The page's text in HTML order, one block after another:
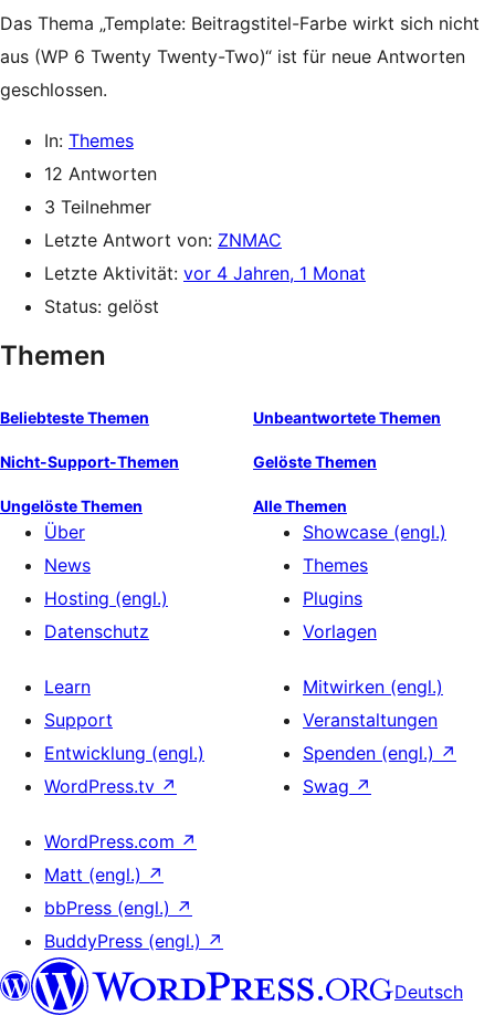
Das Thema „Template: Beitragstitel-Farbe wirkt sich nicht
aus (WP 6 Twenty Twenty-Two)“ ist für neue Antworten
geschlossen.
In: Themes
12 Antworten
3 Teilnehmer
Letzte Antwort von: ZNMAC
Letzte Aktivität: vor 4 Jahren, 1 Monat
Status: gelöst
Themen
Beliebteste Themen Unbeantwortete Themen
Nicht-Support-Themen Gelöste Themen
Ungelöste Themen Alle Themen
Über
News
Hosting (engl.)
Datenschutz
Showcase (engl.)
Themes
Plugins
Vorlagen
Learn
Support
Entwicklung (engl.)
WordPress.tv ↗
Mitwirken (engl.)
Veranstaltungen
Spenden (engl.) ↗
Swag ↗
WordPress.com ↗
Matt (engl.) ↗
bbPress (engl.) ↗
BuddyPress (engl.) ↗
Deutsch